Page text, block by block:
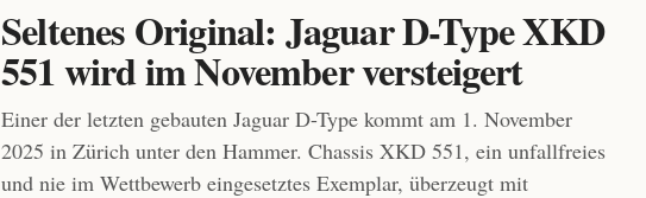
Seltenes Original: Jaguar D-Type XKD
551 wird im November versteigert
Einer der letzten gebauten Jaguar D-Type kommt am 1. November
2025 in Zürich unter den Hammer. Chassis XKD 551, ein unfallfreies
und nie im Wettbewerb eingesetztes Exemplar, überzeugt mit